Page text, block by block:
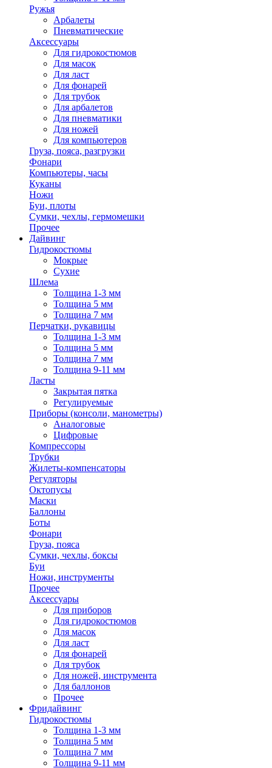
Ружья
Арбалеты
Пневматические
Аксессуары
Для гидрокостюмов
Для масок
Для ласт
Для фонарей
Для трубок
Для арбалетов
Для пневматики
Для ножей
Для компьютеров
Груза, пояса, разгрузки
Фонари
Компьютеры, часы
Куканы
Ножи
Буи, плоты
Сумки, чехлы, гермомешки
Прочее
Дайвинг
Гидрокостюмы
Мокрые
Сухие
Шлема
Толщина 1-3 мм
Толщина 5 мм
Толщина 7 мм
Перчатки, рукавицы
Толщина 1-3 мм
Толщина 5 мм
Толщина 7 мм
Толщина 9-11 мм
Ласты
Закрытая пятка
Регулируемые
Приборы (консоли, манометры)
Аналоговые
Цифровые
Компрессоры
Трубки
Жилеты-компенсаторы
Регуляторы
Октопусы
Маски
Баллоны
Боты
Фонари
Груза, пояса
Сумки, чехлы, боксы
Буи
Ножи, инструменты
Прочее
Аксессуары
Для приборов
Для гидрокостюмов
Для масок
Для ласт
Для фонарей
Для трубок
Для ножей, инструмента
Для баллонов
Прочее
Фридайвинг
Гидрокостюмы
Толщина 1-3 мм
Толщина 5 мм
Толщина 7 мм
Толщина 9-11 мм